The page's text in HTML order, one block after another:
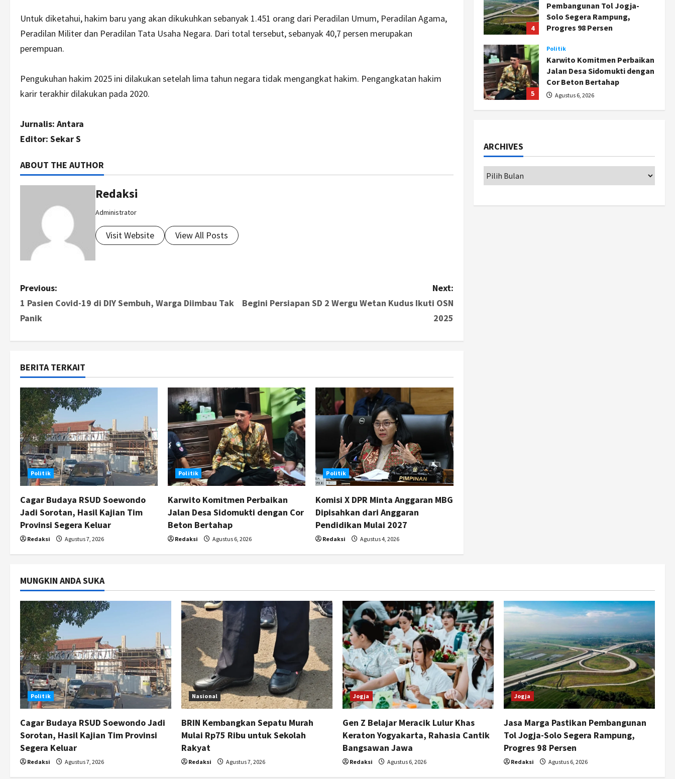
Untuk diketahui, hakim baru yang akan dikukuhkan sebanyak 1.451 orang dari Peradilan Umum, Peradilan Agama,
Peradilan Militer dan Peradilan Tata Usaha Negara. Dari total tersebut, sebanyak 40,7 persen merupakan
perempuan.
Pengukuhan hakim 2025 ini dilakukan setelah lima tahun negara tidak mengangkat hakim. Pengangkatan hakim
karir terakhir dilakukan pada 2020.
Jurnalis: Antara
Editor: Sekar S
ABOUT THE AUTHOR
Redaksi
Administrator
Visit Website View All Posts
P
o
n
a
v
i
g
a
t
i
o
Previous:
1 Pasien Covid-19 di DIY Sembuh, Warga Diimbau Tak
Panik
Next:
Begini Persiapan SD 2 Wergu Wetan Kudus Ikuti OSN
2025
BERITA TERKAIT
Politik
Cagar Budaya RSUD Soewondo
Jadi Sorotan, Hasil Kajian Tim
Provinsi Segera Keluar
Redaksi Agustus 7, 2026
Politik
Karwito Komitmen Perbaikan
Jalan Desa Sidomukti dengan Cor
Beton Bertahap
Redaksi Agustus 6, 2026
Politik
Komisi X DPR Minta Anggaran MBG
Dipisahkan dari Anggaran
Pendidikan Mulai 2027
Redaksi Agustus 4, 2026
4
Pembangunan Tol Jogja-
Solo Segera Rampung,
Progres 98 Persen
5
Politik
Karwito Komitmen Perbaikan
Jalan Desa Sidomukti dengan
Cor Beton Bertahap
Agustus 6, 2026
1
Segera Keluar
ARCHIVES
MUNGKIN ANDA SUKA
Politik
Cagar Budaya RSUD Soewondo Jadi
Sorotan, Hasil Kajian Tim Provinsi
Segera Keluar
Redaksi Agustus 7, 2026
Nasional
BRIN Kembangkan Sepatu Murah
Mulai Rp75 Ribu untuk Sekolah
Rakyat
Redaksi Agustus 7, 2026
Jogja
Gen Z Belajar Meracik Lulur Khas
Keraton Yogyakarta, Rahasia Cantik
Bangsawan Jawa
Redaksi Agustus 6, 2026
Jogja
Jasa Marga Pastikan Pembangunan
Tol Jogja-Solo Segera Rampung,
Progres 98 Persen
Redaksi Agustus 6, 2026